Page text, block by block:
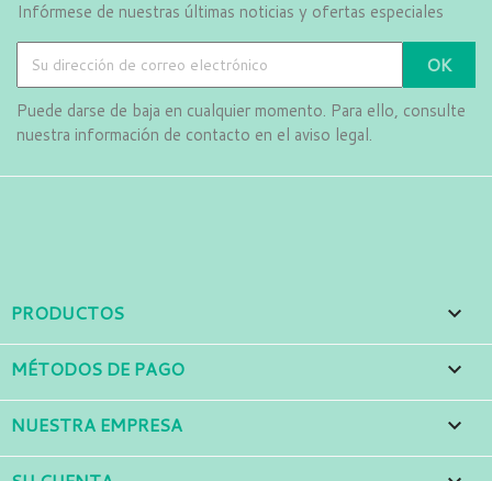
Infórmese de nuestras últimas noticias y ofertas especiales
Puede darse de baja en cualquier momento. Para ello, consulte
nuestra información de contacto en el aviso legal.
PRODUCTOS 
MÉTODOS DE PAGO 
NUESTRA EMPRESA 